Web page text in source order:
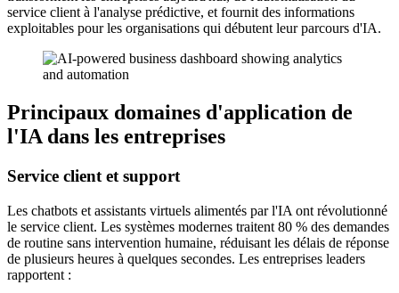
service client à l'analyse prédictive, et fournit des informations
exploitables pour les organisations qui débutent leur parcours d'IA.
Principaux domaines d'application de
l'IA dans les entreprises
Service client et support
Les chatbots et assistants virtuels alimentés par l'IA ont révolutionné
le service client. Les systèmes modernes traitent 80 % des demandes
de routine sans intervention humaine, réduisant les délais de réponse
de plusieurs heures à quelques secondes. Les entreprises leaders
rapportent :